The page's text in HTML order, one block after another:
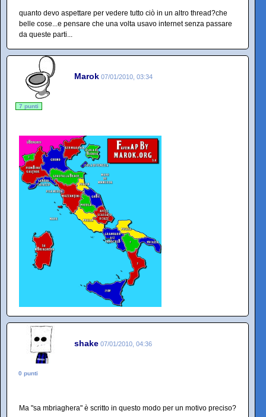
quanto devo aspettare per vedere tutto ciò in un altro thread?che
belle cose...e pensare che una volta usavo internet senza passare
da queste parti...
Marok 07/01/2010, 03:34
7 punti
shake 07/01/2010, 04:36
0 punti
Ma "sa mbriaghera" è scritto in questo modo per un motivo preciso?